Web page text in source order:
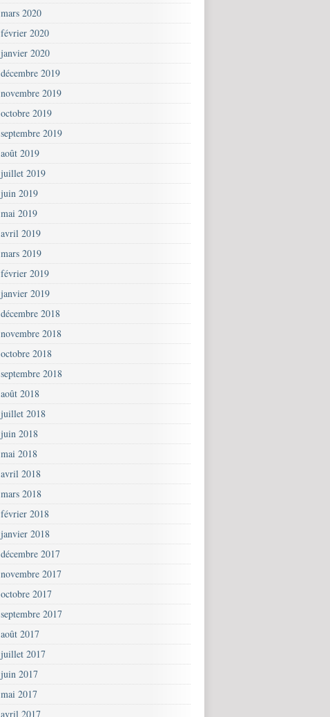
mars 2020
février 2020
janvier 2020
décembre 2019
novembre 2019
octobre 2019
septembre 2019
août 2019
juillet 2019
juin 2019
mai 2019
avril 2019
mars 2019
février 2019
janvier 2019
décembre 2018
novembre 2018
octobre 2018
septembre 2018
août 2018
juillet 2018
juin 2018
mai 2018
avril 2018
mars 2018
février 2018
janvier 2018
décembre 2017
novembre 2017
octobre 2017
septembre 2017
août 2017
juillet 2017
juin 2017
mai 2017
avril 2017